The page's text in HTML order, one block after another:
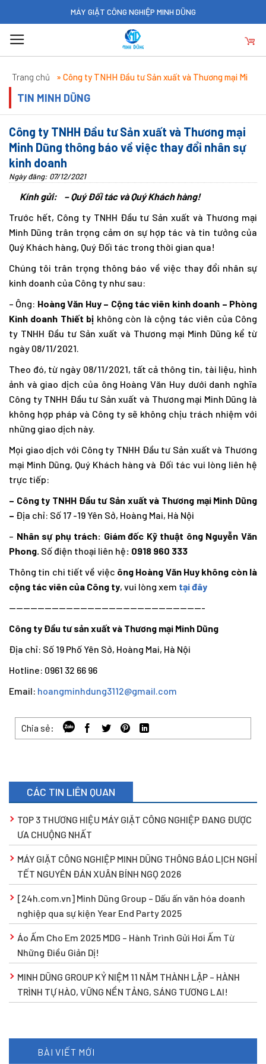
to
content
MÁY GIẶT CÔNG NGHIỆP MINH DŨNG
Trang chủ » Công ty TNHH Đầu tư Sản xuất và Thương mại Minh
Dũng thông báo về việc thay đổi nhân sự kinh doanh
TIN MINH DŨNG
Công ty TNHH Đầu tư Sản xuất và Thương mại
Minh Dũng thông báo về việc thay đổi nhân sự
kinh doanh
Ngày đăng: 07/12/2021
Kính gửi: – Quý Đối tác vàQuý Khách hàng!
Trước hết, Công ty TNHH Đầu tư Sản xuất và Thương mại
Minh Dũng trân trọng cảm ơn sự hợp tác và tin tưởng của
Quý Khách hàng, Quý Đối tác trong thời gian qua!
Chúng tôi trân trọng thông báo về việc thay đổi nhân sự
kinh doanh của Công ty như sau:
– Ông: Hoàng Văn Huy – Cộng tác viên kinh doanh – Phòng
Kinh doanh Thiết bị không còn là cộng tác viên của Công
ty TNHH Đầu tư Sản xuất và Thương mại Minh Dũng kể từ
ngày 08/11/2021.
Theo đó, từ ngày 08/11/2021, tất cả thông tin, tài liệu, hình
ảnh và giao dịch của ông Hoàng Văn Huy dưới danh nghĩa
Công ty TNHH Đầu tư Sản xuất và Thương mại Minh Dũng là
không hợp pháp và Công ty sẽ không chịu trách nhiệm với
những giao dịch này.
Mọi giao dịch với Công ty TNHH Đầu tư Sản xuất và Thương
mại Minh Dũng, Quý Khách hàng và Đối tác vui lòng liên hệ
trực tiếp:
– Công ty TNHH Đầu tư Sản xuất và Thương mại Minh Dũng
– Địa chỉ: Số 17 -19 Yên Sở, Hoàng Mai, Hà Nội
– Nhân sự phụ trách: Giám đốc Kỹ thuật ông Nguyễn Văn
Phong. Số điện thoại liên hệ: 0918 960 333
Thông tin chi tiết về việc ông Hoàng Văn Huy không còn là
cộng tác viên của Công ty, vui lòng xem tại đây
———————————————————————————-
Công ty Đầu tư sản xuất và Thương mại Minh Dũng
Địa chỉ: Số 19 Phố Yên Sở, Hoàng Mai, Hà Nội
Hotline: 0961 32 66 96
Email: hoangminhdung3112@gmail.com
Chia sẻ:
CÁC TIN LIÊN QUAN
TOP 3 THƯƠNG HIỆU MÁY GIẶT CÔNG NGHIỆP ĐANG ĐƯỢC
ƯA CHUỘNG NHẤT
MÁY GIẶT CÔNG NGHIỆP MINH DŨNG THÔNG BÁO LỊCH NGHỈ
TẾT NGUYÊN ĐÁN XUÂN BÍNH NGỌ 2026
[24h.com.vn] Minh Dũng Group – Dấu ấn văn hóa doanh
nghiệp qua sự kiện Year End Party 2025
Áo Ấm Cho Em 2025 MDG – Hành Trình Gửi Hơi Ấm Từ
Những Điều Giản Dị!
MINH DŨNG GROUP KỶ NIỆM 11 NĂM THÀNH LẬP – HÀNH
TRÌNH TỰ HÀO, VỮNG NỀN TẢNG, SÁNG TƯƠNG LAI!
BÀI VIẾT MỚI